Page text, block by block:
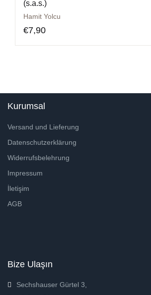
(s.a.s.)
Hamit Yolcu
€7,90
Kurumsal
Versand und Lieferung
Datenschutzerklärung
Widerrufsbelehrung
Impressum
İletişim
AGB
Bize Ulaşın
Sechshauser Gürtel 3,